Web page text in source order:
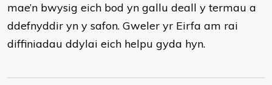
mae’n bwysig eich bod yn gallu deall y termau a
ddefnyddir yn y safon. Gweler yr Eirfa am rai
diffiniadau ddylai eich helpu gyda hyn.